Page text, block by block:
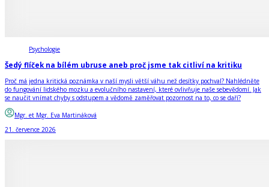
Psychologie
Šedý flíček na bílém ubruse aneb proč jsme tak citliví na kritiku
Proč má jedna kritická poznámka v naší mysli větší váhu než desítky pochval? Nahlédněte
do fungování lidského mozku a evolučního nastavení, které ovlivňuje naše sebevědomí. Jak
se naučit vnímat chyby s odstupem a vědomě zaměřovat pozornost na to, co se daří?
Mgr. et Mgr. Eva Martináková
21. července 2026